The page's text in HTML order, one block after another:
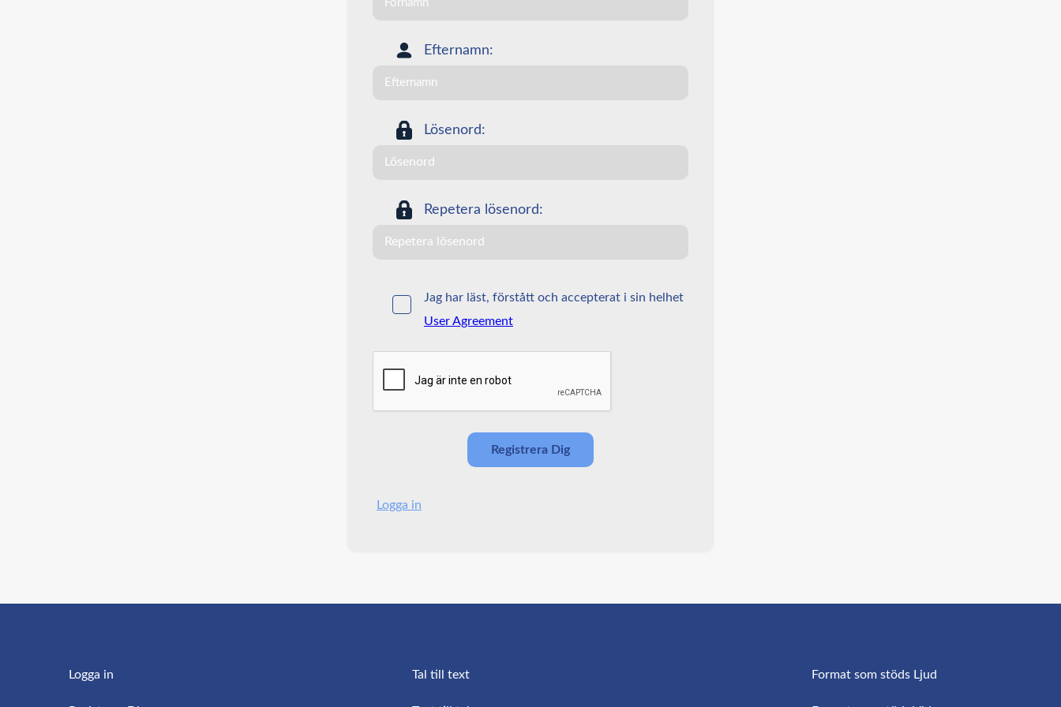
Efternamn:
Lösenord:
Repetera lösenord:
Jag har läst, förstått och accepterat i sin helhet
User Agreement
Logga in
Logga in Tal till text Format som stöds Ljud